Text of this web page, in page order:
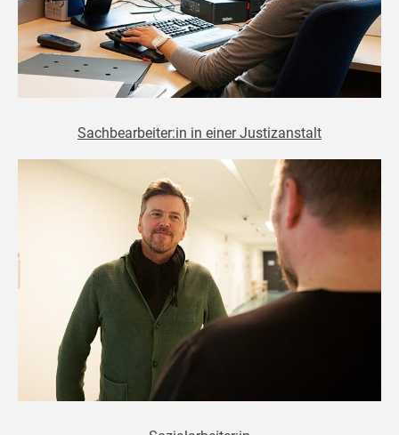
Sachbearbeiter:in in einer Justizanstalt